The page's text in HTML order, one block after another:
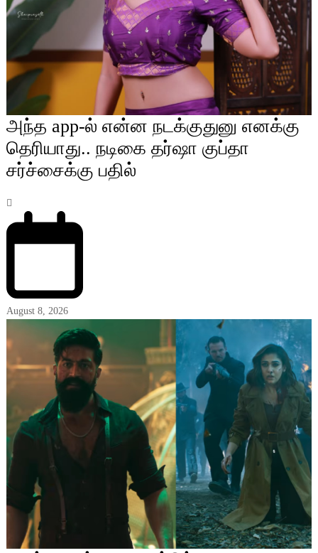
அந்த app-ல் என்ன நடக்குதுனு எனக்கு
தெரியாது.. நடிகை தர்ஷா குப்தா
சர்ச்சைக்கு பதில்
August 8, 2026